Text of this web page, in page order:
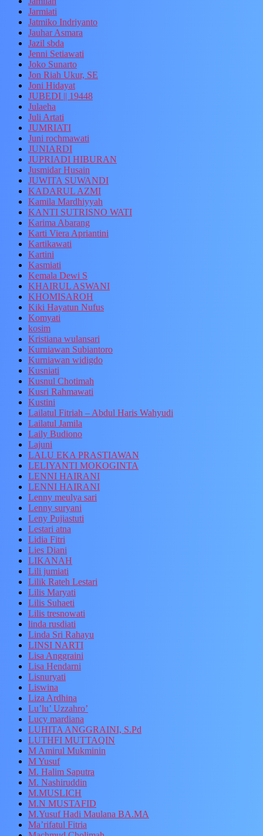
Jarmiati
Jatmiko Indriyanto
Jauhar Asmara
Jazil sbda
Jenni Setiawati
Joko Sunarto
Jon Riah Ukur, SE
Joni Hidayat
JUBEDI || 19448
Julaeha
Juli Artati
JUMRIATI
Juni rochmawati
JUNIARDI
JUPRIADI HIBURAN
Jusmidar Husain
JUWITA SUWANDI
KADARUL AZMI
Kamila Mardhiyyah
KANTI SUTRISNO WATI
Karima Abarang
Karti Viera Apriantini
Kartikawati
Kartini
Kasmiati
Kemala Dewi S
KHAIRUL ASWANI
KHOMISAROH
Kiki Hayatun Nufus
Komyati
kosim
Kristiana wulansari
Kurniawan Subiantoro
Kurniawan widigdo
Kusniati
Kusnul Chotimah
Kusri Rahmawati
Kustini
Lailatul Fitriah – Abdul Haris Wahyudi
Lailatul Jamila
Laily Budiono
Lajuni
LALU EKA PRASTIAWAN
LELIYANTI MOKOGINTA
LENNI HAIRANI
LENNI HAIRANI
Lenny meulya sari
Lenny suryani
Leny Pujiastuti
Lestari atna
Lidia Fitri
Lies Diani
LIKANAH
Lili jumiati
Lilik Rateh Lestari
Lilis Maryati
Lilis Suhaeti
Lilis tresnowati
linda rusdiati
Linda Sri Rahayu
LINSI NARTI
Lisa Anggraini
Lisa Hendarni
Lisnuryati
Liswina
Liza Ardhina
Lu’lu’ Uzzahro’
Lucy mardiana
LUHITA ANGGRAINI, S.Pd
LUTHFI MUTTAQIN
M Amirul Mukminin
M Yusuf
M. Halim Saputra
M. Nashiruddin
M.MUSLICH
M.N MUSTAFID
M.Yusuf Hadi Maulana BA.MA
Ma’rifatul Fitria